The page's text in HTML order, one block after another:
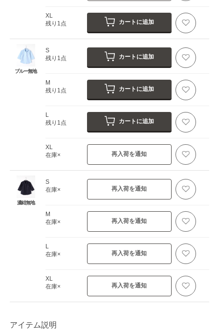
XL
残り1点
カートに追加
ブルー無地
S
残り1点
カートに追加
M
残り1点
カートに追加
L
残り1点
カートに追加
XL
在庫×
再入荷を通知
濃紺無地
S
在庫×
再入荷を通知
M
在庫×
再入荷を通知
L
在庫×
再入荷を通知
XL
在庫×
再入荷を通知
アイテム説明